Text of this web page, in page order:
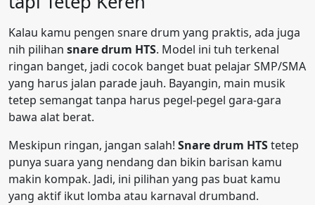
Kalau kamu pengen snare drum yang praktis, ada juga
nih pilihan snare drum HTS. Model ini tuh terkenal
ringan banget, jadi cocok banget buat pelajar SMP/SMA
yang harus jalan parade jauh. Bayangin, main musik
tetep semangat tanpa harus pegel-pegel gara-gara
bawa alat berat.
Meskipun ringan, jangan salah! Snare drum HTStetep
punya suara yang nendang dan bikin barisan kamu
makin kompak. Jadi, ini pilihan yang pas buat kamu
yang aktif ikut lomba atau karnaval drumband.